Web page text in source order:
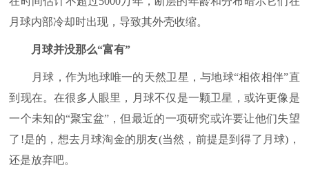
月球内部冷却时出现，导致其外壳收缩。
月球并没那么“富有”
月球，作为地球唯一的天然卫星，与地球“相依相伴”直
到现在。在很多人眼里，月球不仅是一颗卫星，或许更像是
一个未知的“聚宝盆”，但最近的一项研究或许要让他们失望
了!是的，想去月球淘金的朋友(当然，前提是到得了月球)，
还是放弃吧。